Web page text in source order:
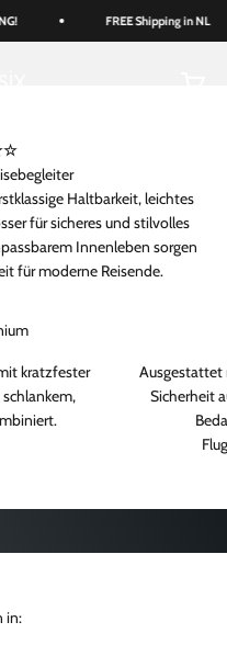
FREE Shipping in NL
Haltbarkeit, leichtes
für sicheres und stilvolles
Innenleben sorgen
für moderne Reisende.
kratzfester
Ausgestattet
Sicherheit
in: